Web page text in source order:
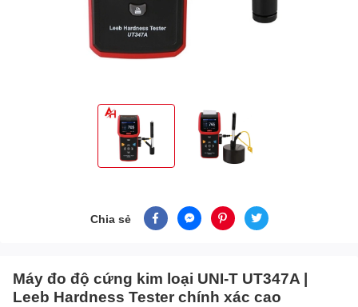
Chia sẻ
Máy đo độ cứng kim loại UNI-T UT347A |
Leeb Hardness Tester chính xác cao